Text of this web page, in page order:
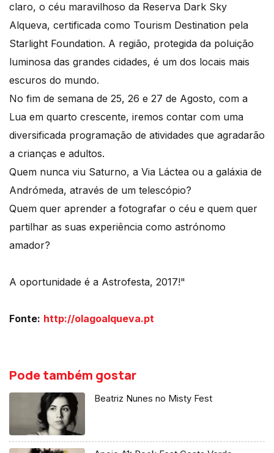
claro, o céu maravilhoso da Reserva Dark Sky
Alqueva, certificada como Tourism Destination pela
Starlight Foundation. A região, protegida da poluição
luminosa das grandes cidades, é um dos locais mais
escuros do mundo.
No fim de semana de 25, 26 e 27 de Agosto, com a
Lua em quarto crescente, iremos contar com uma
diversificada programação de atividades que agradarão
a crianças e adultos.
Quem nunca viu Saturno, a Via Láctea ou a galáxia de
Andrómeda, através de um telescópio?
Quem quer aprender a fotografar o céu e quem quer
partilhar as suas experiência como astrónomo
amador?
A oportunidade é a Astrofesta, 2017!"
Fonte: http://olagoalqueva.pt
Pode também gostar
Beatriz Nunes no Misty Fest